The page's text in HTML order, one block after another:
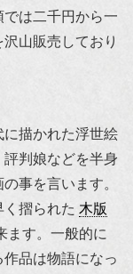
は二千円から一
山販売しており
に描かれた浮世絵
判娘などを半身
事を言います。
摺られた 木版
ます。一般的に
品は物語になっ